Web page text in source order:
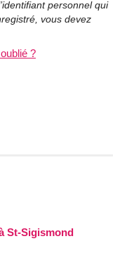
personnel qui
vous devez
?
St-Sigismond